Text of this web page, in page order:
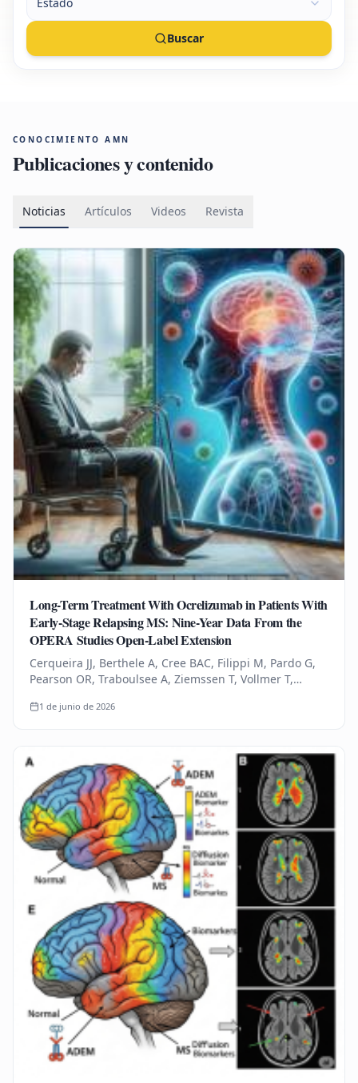
Buscar
CONOCIMIENTO AMN
Publicaciones y contenido
Noticias Artículos Videos Revista
Long-Term Treatment With Ocrelizumab in Patients With
Early-Stage Relapsing MS: Nine-Year Data From the
OPERA Studies Open-Label Extension
Cerqueira JJ, Berthele A, Cree BAC, Filippi M, Pardo G,
Pearson OR, Traboulsee A, Ziemssen T, Vollmer T,
Schneble HM, Thanei…
1 de junio de 2026